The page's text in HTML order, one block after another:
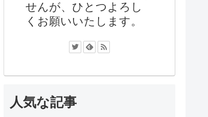
せんが、ひとつよろし
くお願いいたします。
人気な記事